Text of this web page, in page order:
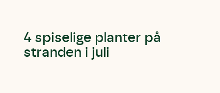
4 spiselige planter på
stranden i juli